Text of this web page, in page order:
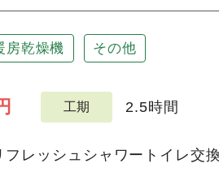
房乾燥機 その他
工期 2.5時間
フレッシュシャワートイレ交